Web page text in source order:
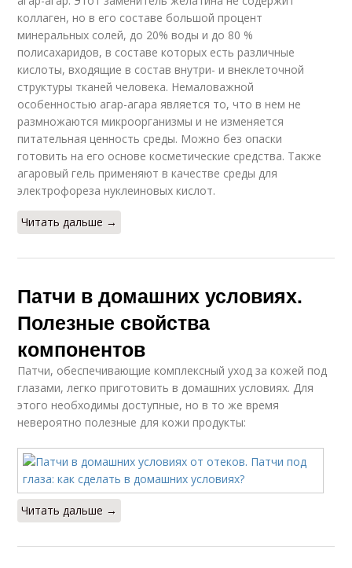
коллаген, но в его составе большой процент
минеральных солей, до 20% воды и до 80 %
полисахаридов, в составе которых есть различные
кислоты, входящие в состав внутри- и внеклеточной
структуры тканей человека. Немаловажной
особенностью агар-агара является то, что в нем не
размножаются микроорганизмы и не изменяется
питательная ценность среды. Можно без опаски
готовить на его основе косметические средства. Также
агаровый гель применяют в качестве среды для
электрофореза нуклеиновых кислот.
Читать дальше →
Патчи в домашних условиях.
Полезные свойства
компонентов
Патчи, обеспечивающие комплексный уход за кожей под
глазами, легко приготовить в домашних условиях. Для
этого необходимы доступные, но в то же время
невероятно полезные для кожи продукты:
Читать дальше →